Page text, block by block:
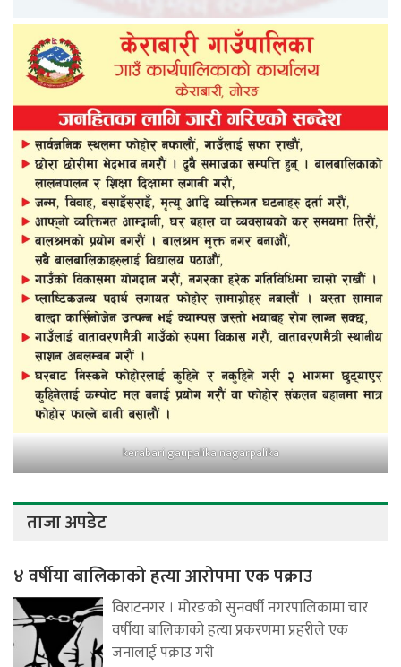
kerabari gaupalika nagarpalika
ताजा अपडेट
४ वर्षीया बालिकाको हत्या आरोपमा एक पक्राउ
विराटनगर । मोरङको सुनवर्षी नगरपालिकामा चार
वर्षीया बालिकाको हत्या प्रकरणमा प्रहरीले एक
जनालाई पक्राउ गरी